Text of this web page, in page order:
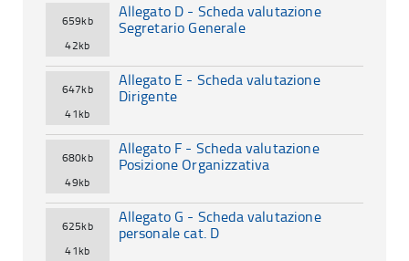
659kb
42kb
Allegato D - Scheda valutazione
Segretario Generale
647kb
41kb
Allegato E - Scheda valutazione
Dirigente
680kb
49kb
Allegato F - Scheda valutazione
Posizione Organizzativa
625kb
41kb
Allegato G - Scheda valutazione
personale cat. D